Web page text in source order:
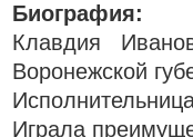
Биография:
Клавдия
Воронежской
Играла